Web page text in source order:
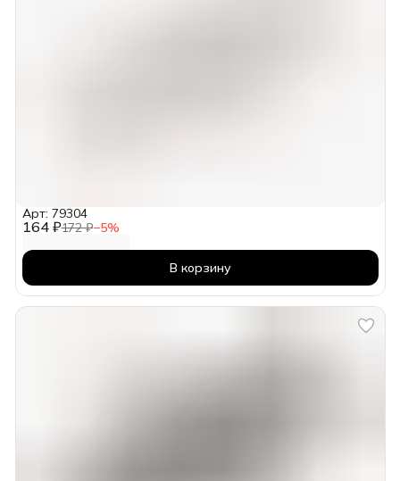
164 ₽172 ₽−5%
Арт: 79304
В корзину